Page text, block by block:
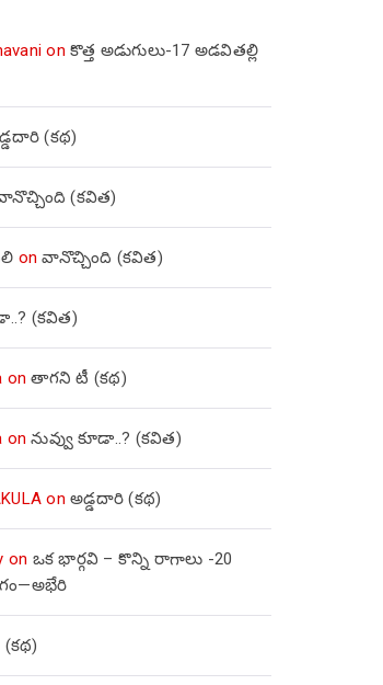
onకొత్త అడుగులు-17 అడవితల్లి
(కథ)
(కవిత)
onవానొచ్చింది (కవిత)
(కవిత)
onతాగని టీ (కథ)
onనువ్వు కూడా..? (కవిత)
onఅడ్డదారి (కథ)
on ఒక భార్గవి – కొన్ని రాగాలు -20